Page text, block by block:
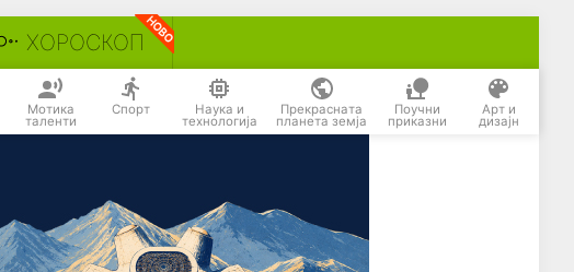
ХОРОСКОП
Мотика
таленти
Спорт Наука и
технологија
Прекрасната
планета земја
Поучни
приказни
Арт и
дизајн